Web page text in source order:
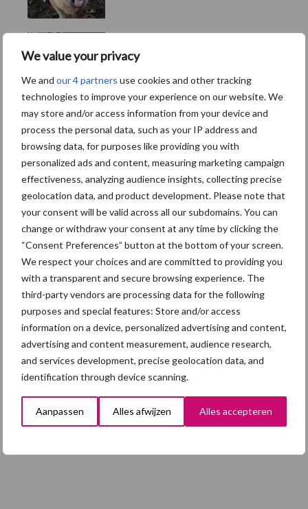
We value your privacy
We and our 4 partners use cookies and other tracking
technologies to improve your experience on our website. We
may store and/or access information from your device and
process the personal data, such as your IP address and
browsing data, for purposes like providing you with
personalized ads and content, measuring marketing campaign
effectiveness, analyzing audience insights, collecting precise
geolocation data, and product development. Please note that
your consent will be valid across all our subdomains. You can
change or withdraw your consent at any time by clicking the
“Consent Preferences” button at the bottom of your screen.
We respect your choices and are committed to providing you
with a transparent and secure browsing experience. The
third-party vendors are processing data for the following
purposes and special features: Store and/or access
information on a device, personalized advertising and content,
advertising and content measurement, audience research,
and services development, precise geolocation data, and
identification through device scanning.
Aanpassen Alles afwijzen Alles accepteren
hoe kunnen we het
5 aug
“Vraag naar praktische
hygieneoplossingen is in
Polen groter dan ooit”
5 aug
Eliminatieprotocol voor
Mycoplasma hyopneumoniae
4 aug
AVP in Finland onderstreept
dat alertheid belangrijk is,
zeker nu
Toon meer